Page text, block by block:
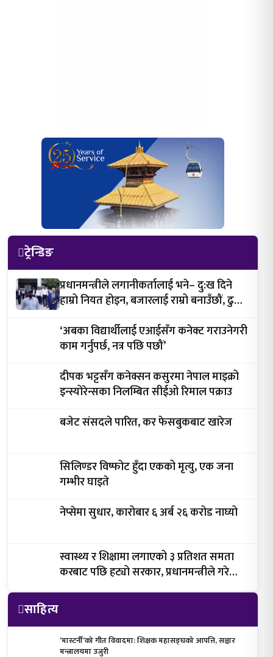
ट्रेन्डिङ
प्रधानमन्त्रीले लगानीकर्तालाई भने– दु:ख दिने
हाम्रो नियत होइन, बजारलाई राम्रो बनाउँछौं, ढुक्क
‘अबका विद्यार्थीलाई एआईसँग कनेक्ट गराउनेगरी
काम गर्नुपर्छ, नत्र पछि पछौं’
दीपक भट्टसँग कनेक्सन कसुरमा नेपाल माइक्रो
इन्स्योरेन्सका निलम्बित सीईओ रिमाल पक्राउ
बजेट संसदले पारित, कर फेसबुकबाट खारेज
सिलिण्डर विष्फोट हुँदा एकको मृत्यु, एक जना
गम्भीर घाइते
नेप्सेमा सुधार, कारोबार ६ अर्ब २६ करोड नाघ्यो
स्वास्थ्य र शिक्षामा लगाएको ३ प्रतिशत समता
करबाट पछि हट्यो सरकार, प्रधानमन्त्रीले गरे
घोषणा
साहित्य
‘मास्टर्नी’को गीत विवादमा: शिक्षक महासङ्घको आपत्ति, सञ्चार
मन्त्रालयमा उजुरी